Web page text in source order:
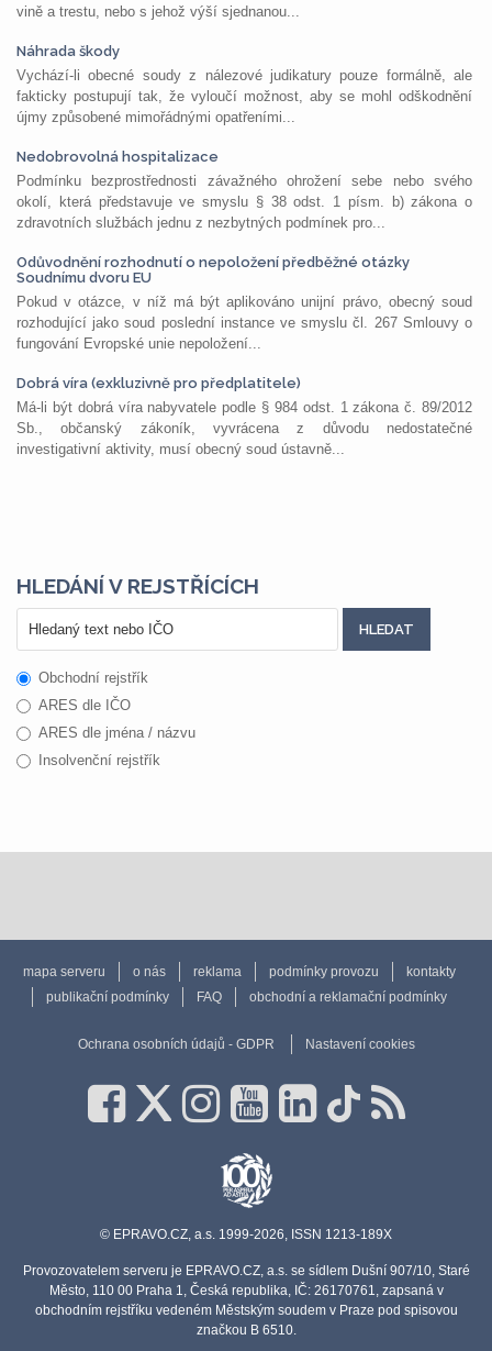
vině a trestu, nebo s jehož výší sjednanou...
Náhrada škody
Vychází-li obecné soudy z nálezové judikatury pouze formálně, ale
fakticky postupují tak, že vyloučí možnost, aby se mohl odškodnění
újmy způsobené mimořádnými opatřeními...
Nedobrovolná hospitalizace
Podmínku bezprostřednosti závažného ohrožení sebe nebo svého
okolí, která představuje ve smyslu § 38 odst. 1 písm. b) zákona o
zdravotních službách jednu z nezbytných podmínek pro...
Odůvodnění rozhodnutí o nepoložení předběžné otázky
Soudnímu dvoru EU
Pokud v otázce, v níž má být aplikováno unijní právo, obecný soud
rozhodující jako soud poslední instance ve smyslu čl. 267 Smlouvy o
fungování Evropské unie nepoložení...
Dobrá víra (exkluzivně pro předplatitele)
Má-li být dobrá víra nabyvatele podle § 984 odst. 1 zákona č. 89/2012
Sb., občanský zákoník, vyvrácena z důvodu nedostatečné
investigativní aktivity, musí obecný soud ústavně...
HLEDÁNÍ V REJSTŘÍCÍCH
Obchodní rejstřík
ARES dle IČO
ARES dle jména / názvu
Insolvenční rejstřík
mapa serveru o nás reklama podmínky provozu
kontakty
publikační podmínky
FAQ obchodní a reklamační podmínky
Ochrana osobních údajů - GDPR Nastavení cookies
© EPRAVO.CZ, a.s. 1999-2026, ISSN 1213-189X
Provozovatelem serveru je EPRAVO.CZ, a.s. se sídlem Dušní 907/10, Staré
Město, 110 00 Praha 1, Česká republika, IČ: 26170761, zapsaná v
obchodním rejstříku vedeném Městským soudem v Praze pod spisovou
značkou B 6510.